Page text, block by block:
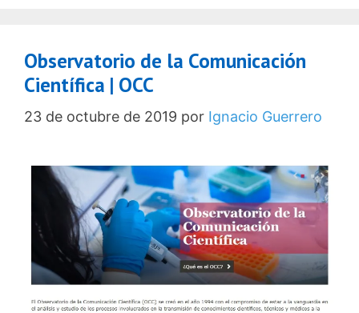
Observatorio de la Comunicación
Científica | OCC
23 de octubre de 2019 por Ignacio Guerrero